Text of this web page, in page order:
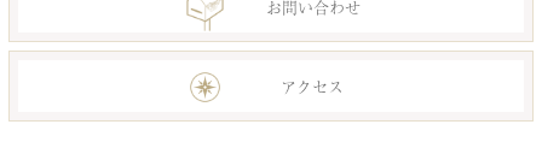
お問い合わせ
アクセス